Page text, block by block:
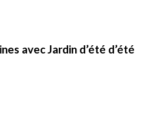
avec Jardin d’été d’été